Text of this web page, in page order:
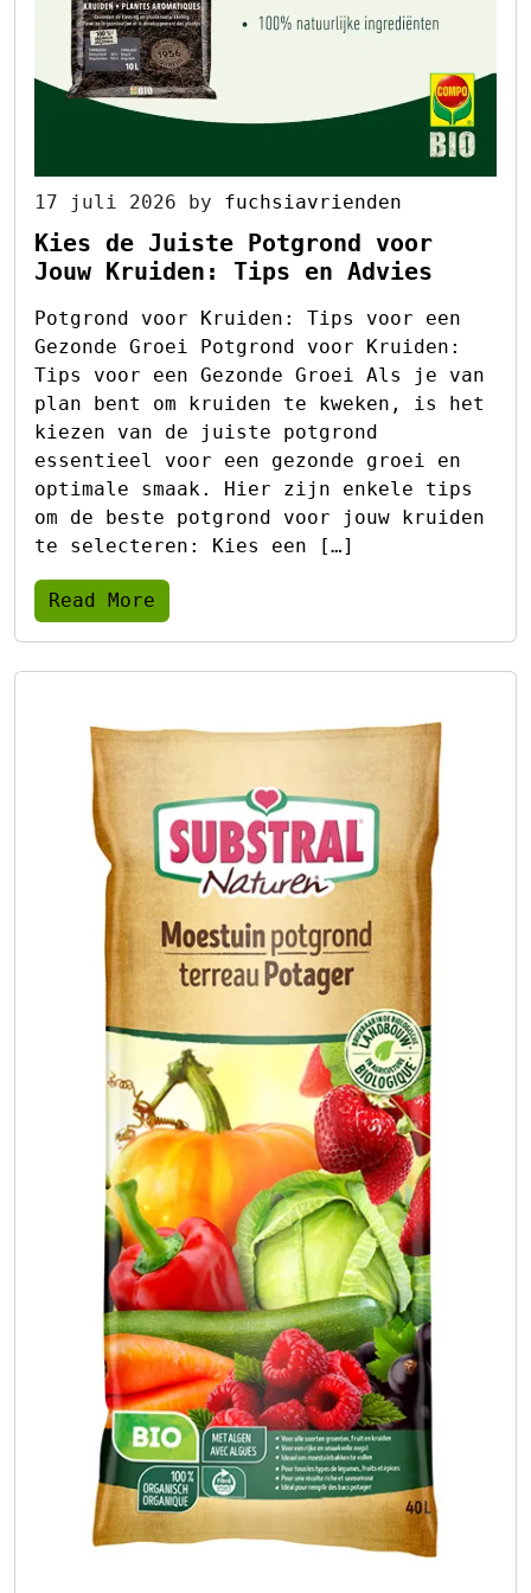
17 juli 2026 by fuchsiavrienden
Kies de Juiste Potgrond voor
Jouw Kruiden: Tips en Advies
Potgrond voor Kruiden: Tips voor een
Gezonde Groei Potgrond voor Kruiden:
Tips voor een Gezonde Groei Als je van
plan bent om kruiden te kweken, is het
kiezen van de juiste potgrond
essentieel voor een gezonde groei en
optimale smaak. Hier zijn enkele tips
om de beste potgrond voor jouw kruiden
te selecteren: Kies een […]
Read More